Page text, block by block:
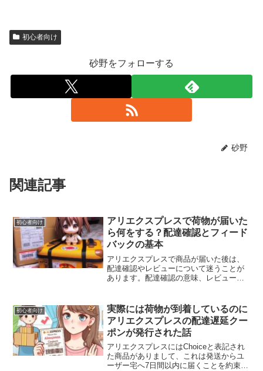
初心者向け
砂野をフォローする
砂野
関連記事
初心者向け
アリエクスプレスで荷物が届いた
ら何をする？配達確認とフィード
バックの基本
アリエクスプレスで商品が届いた後は、
配達確認やレビューについて迷うことが
あります。配達確認の意味、レビューは
初心者向け
実際には荷物が到着しているのに
アリエクスプレスの配達遅延クー
ポンが発行された話
アリエクスプレスにはChoiceと表記され
た商品がありまして、これは発送からユ
ーザー宅へ7日間以内に届くことを約束